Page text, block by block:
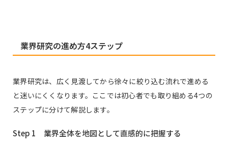
業界研究の進め方4ステップ
業界研究は、広く見渡してから徐々に絞り込む流れで進める
と迷いにくくなります。ここでは初心者でも取り組める4つの
ステップに分けて解説します。
Step 1 業界全体を地図として直感的に把握する